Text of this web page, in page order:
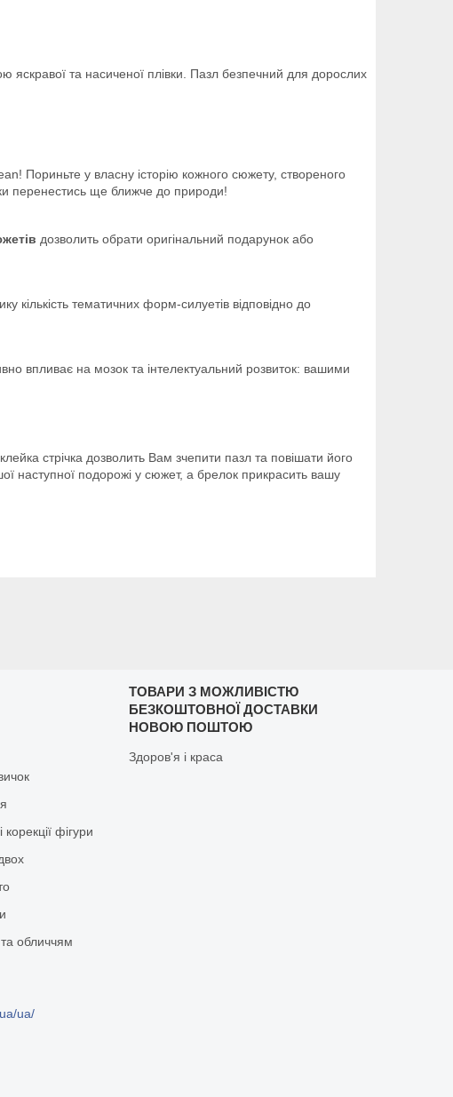
та насиченої плівки. Пазл безпечний для дорослих
Пориньте у власну історію кожного сюжету, створеного
перенестись ще ближче до природи!
дозволить обрати оригінальний подарунок або
кількість тематичних форм-силуетів відповідно до
впливає на мозок та інтелектуальний розвиток: вашими
стрічка дозволить Вам зчепити пазл та повішати його
наступної подорожі у сюжет, а брелок прикрасить вашу
фігури
обличчям
ТОВАРИ З МОЖЛИВІСТЮ
БЕЗКОШТОВНОЇ ДОСТАВКИ
НОВОЮ ПОШТОЮ
Здоров'я і краса
ua/